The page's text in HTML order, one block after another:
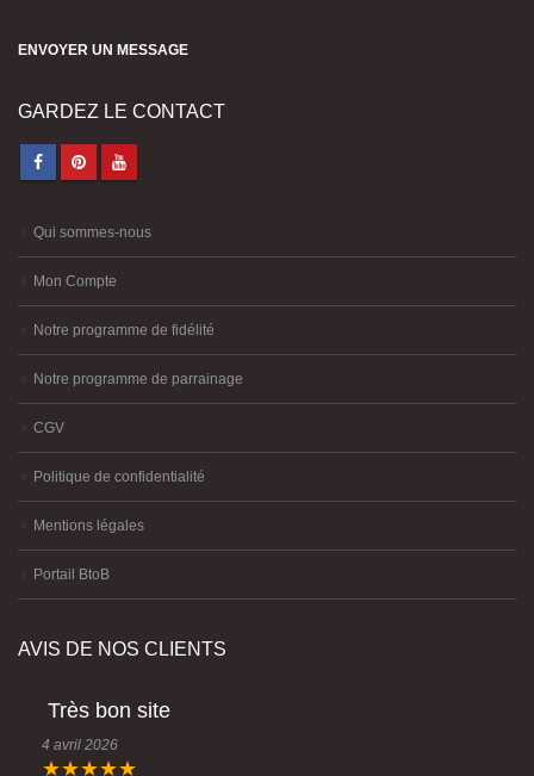
ENVOYER UN MESSAGE
GARDEZ LE CONTACT
Qui sommes-nous
Mon Compte
Notre programme de fidélité
Notre programme de parrainage
CGV
Politique de confidentialité
Mentions légales
Portail BtoB
AVIS DE NOS CLIENTS
Très bon site
4 avril 2026
★★★★★